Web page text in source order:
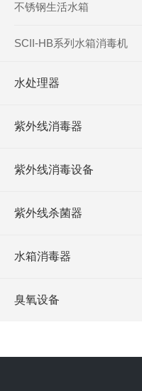
不锈钢生活水箱
SCII-HB系列水箱消毒机
水处理器
紫外线消毒器
紫外线消毒设备
紫外线杀菌器
水箱消毒器
臭氧设备